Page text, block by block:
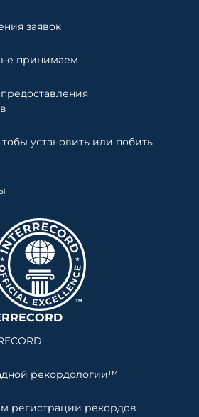
заявок
принимаем
установить или побить
рекордологии™
регистрации рекордов